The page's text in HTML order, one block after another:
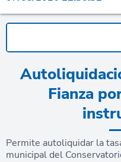
Fianza
Permite autoliquidar la
municipal del